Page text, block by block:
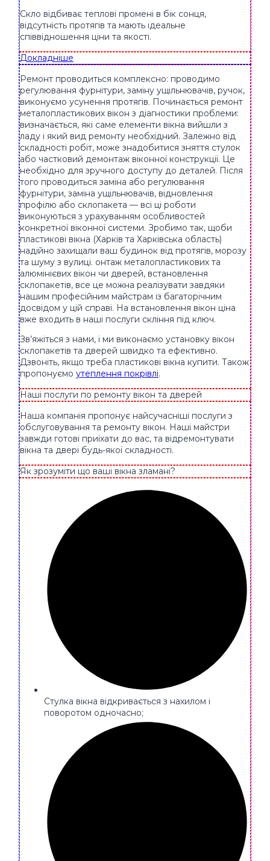
Скло відбиває теплові промені в бік сонця,
відсутність протягів та мають ідеальне
співвідношення ціни та якості.
Докладніше
Ремонт проводиться комплексно: проводимо
регулювання фурнітури, заміну ущільнювачів, ручок,
виконуємо усунення протягів. Починається ремонт
металопластикових вікон з діагностики проблеми:
визначається, які саме елементи вікна вийшли з
ладу і який вид ремонту необхідний. Залежно від
складності робіт, може знадобитися зняття стулок
або частковий демонтаж віконної конструкції. Це
необхідно для зручного доступу до деталей. Після
того проводиться заміна або регулювання
фурнітури, заміна ущільнювачів, відновлення
профілю або склопакета — всі ці роботи
виконуються з урахуванням особливостей
конкретної віконної системи. Зробимо так, щоби
пластикові вікна (Харків та Харківська область)
надійно захищали ваш будинок від протягів, морозу
та шуму з вулиці. онтаж металопластикових та
алюмінієвих вікон чи дверей, встановлення
склопакетів, все це можна реалізувати завдяки
нашим професійним майстрам із багаторічним
досвідом у цій справі. На встановлення вікон ціна
вже входить в наші послуги скління під ключ.
Зв’яжіться з нами, і ми виконаємо установку вікон
склопакетів та дверей швидко та ефективно.
Дзвоніть, якщо треба пластикові вікна купити. Також
пропонуємо утеплення покрівлі.
Наші послуги по ремонту вікон та дверей
Наша компанія пропонує найсучасніші послуги з
обслуговування та ремонту вікон. Наші майстри
завжди готові приїхати до вас, та відремонтувати
вікна та двері будь-якої складності.
Як зрозуміти що ваші вікна зламані?
Стулка вікна відкривається з нахилом і
поворотом одночасно;